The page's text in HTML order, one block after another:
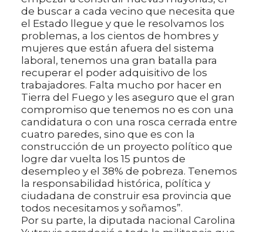
de buscar a cada vecino que necesita que
el Estado llegue y que le resolvamos los
problemas, a los cientos de hombres y
mujeres que están afuera del sistema
laboral, tenemos una gran batalla para
recuperar el poder adquisitivo de los
trabajadores. Falta mucho por hacer en
Tierra del Fuego y les aseguro que el gran
compromiso que tenemos no es con una
candidatura o con una rosca cerrada entre
cuatro paredes, sino que es con la
construcción de un proyecto político que
logre dar vuelta los 15 puntos de
desempleo y el 38% de pobreza. Tenemos
la responsabilidad histórica, política y
ciudadana de construir esa provincia que
todos necesitamos y soñamos”.
Por su parte, la diputada nacional Carolina